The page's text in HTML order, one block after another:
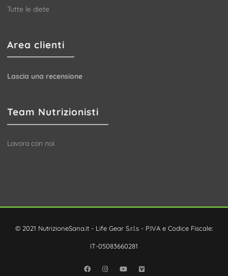
Tutte le diete
Area clienti
Lascia una recensione
Team Nutrizionisti
Lavora con noi
© 2021 NutrizioneSana.it - Life Gear S.r.l.s - P.IVA e Codice Fiscale:
IT-05083660281
FacebookInstagramYouTubeVimeo